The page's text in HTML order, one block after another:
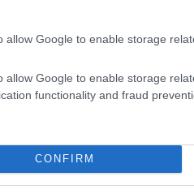
allow Google to enable storage
allow Google to enable storage
functionality and fraud
CONFIRM
με τις φωνές της ψυχής